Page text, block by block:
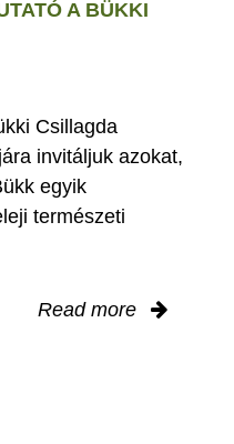
A BÜKKI
Csillagda
invitáljuk azokat,
egyik
természeti
Read more